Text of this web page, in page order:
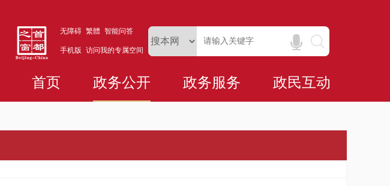
无障碍 繁體 智能问答
手机版 访问我的专属空间
首页 政务公开 政务服务 政民互动